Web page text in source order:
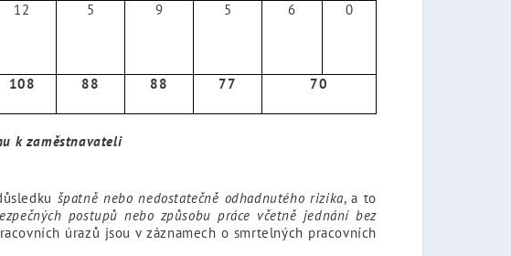
12 5 9 5 6 0
108 88 88 77 70
k zaměstnavateli
špatně nebo nedostatečně odhadnutého rizika, a to
postupů nebo způsobu práce včetně jednání bez
úrazů jsou v záznamech o smrtelných pracovních